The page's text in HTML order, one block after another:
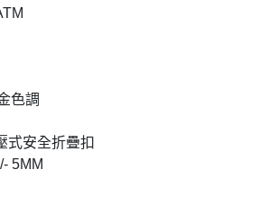
色調
式安全折疊扣
5MM